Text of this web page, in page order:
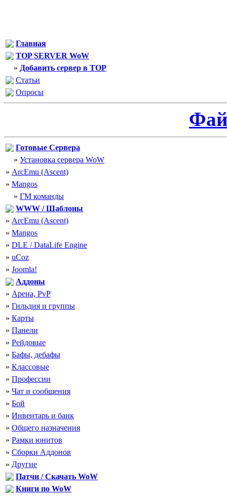
Главная
TOP SERVER WoW
» Добавить сервер в TOP
Статьи
Опросы
Готовые Сервера
» Установка сервера WoW
» ArcEmu (Ascent)
» Mangos
» ГМ команды
WWW / Шаблоны
» ArcEmu (Ascent)
» Mangos
» DLE / DataLife Engine
» uCoz
» Joomla!
Аддоны
» Арена, PvP
» Гильдия и группы
» Карты
» Панели
» Рейдовые
» Бафы, дебафы
» Классовые
» Профессии
» Чат и сообщения
» Бой
» Инвентарь и банк
» Общего назначения
» Рамки юнитов
» Сборки Аддонов
» Другие
Патчи / Скачать WoW
Книги по WoW